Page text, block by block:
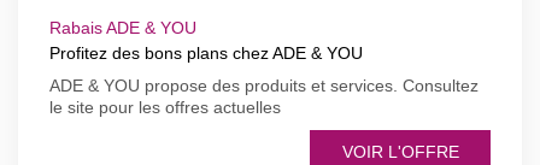
Rabais ADE & YOU
Profitez des bons plans chez ADE & YOU
ADE & YOU propose des produits et services. Consultez
le site pour les offres actuelles
VOIR L'OFFRE